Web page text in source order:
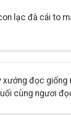
lạc đà cái to
xướng đọc giống
cùng ngươi